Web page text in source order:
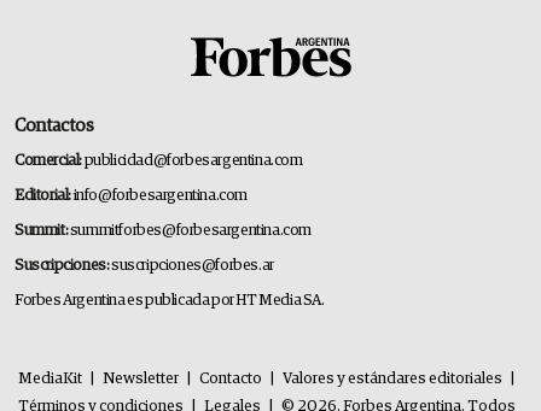
Contactos
Comercial:publicidad@forbesargentina.com
Editorial:info@forbesargentina.com
Summit:summitforbes@forbesargentina.com
Suscripciones:suscripciones@forbes.ar
Forbes Argentina es publicada por HT Media SA.
MediaKit Newsletter Contacto Valores y estándares editoriales
Términos y condiciones
Legales © 2026. Forbes Argentina. Todos